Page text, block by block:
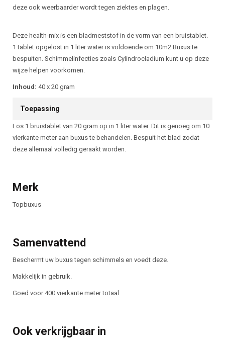
deze ook weerbaarder wordt tegen ziektes en plagen.
Deze health-mix is een bladmeststof in de vorm van een bruistablet.
1 tablet opgelost in 1 liter water is voldoende om 10m2 Buxus te
bespuiten. Schimmelinfecties zoals Cylindrocladium kunt u op deze
wijze helpen voorkomen.
Inhoud: 40 x 20 gram
Toepassing
Los 1 bruistablet van 20 gram op in 1 liter water. Dit is genoeg om 10
vierkante meter aan buxus te behandelen. Bespuit het blad zodat
deze allemaal volledig geraakt worden.
Merk
Topbuxus
Samenvattend
Beschermt uw buxus tegen schimmels en voedt deze.
Makkelijk in gebruik.
Goed voor 400 vierkante meter totaal
Ook verkrijgbaar in